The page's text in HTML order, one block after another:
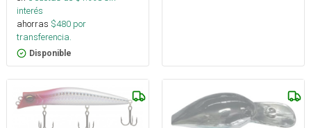
interés
ahorras $480 por
transferencia.
Disponible